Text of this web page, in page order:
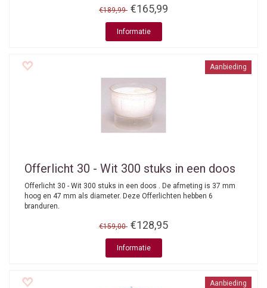
€189,99 €165,99
Informatie
Aanbieding
Offerlicht 30 - Wit 300 stuks in een doos
Offerlicht 30 - Wit 300 stuks in een doos . De afmeting is 37 mm
hoog en 47 mm als diameter. Deze Offerlichten hebben 6
branduren.
€159,00 €128,95
Informatie
Aanbieding